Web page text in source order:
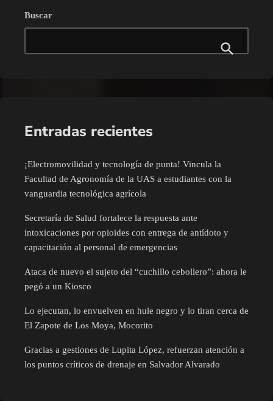
Buscar
Entradas recientes
¡Electromovilidad y tecnología de punta! Vincula la
Facultad de Agronomía de la UAS a estudiantes con la
vanguardia tecnológica agrícola
Secretaría de Salud fortalece la respuesta ante
intoxicaciones por opioides con entrega de antídoto y
capacitación al personal de emergencias
Ataca de nuevo el sujeto del “cuchillo cebollero”: ahora le
pegó a un Kiosco
Lo ejecutan, lo envuelven en hule negro y lo tiran cerca de
El Zapote de Los Moya, Mocorito
Gracias a gestiones de Lupita López, refuerzan atención a
los puntos críticos de drenaje en Salvador Alvarado